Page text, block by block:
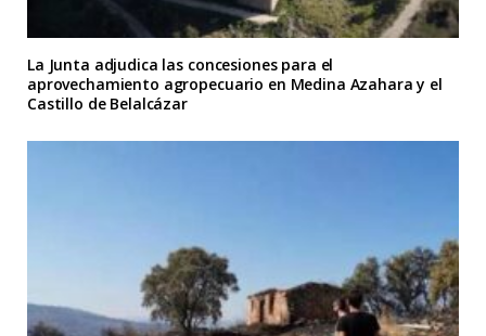
La Junta adjudica las concesiones para el
aprovechamiento agropecuario en Medina Azahara y el
Castillo de Belalcázar